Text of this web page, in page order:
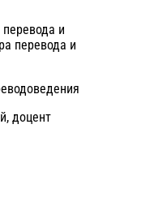
и
перевода и
доцент